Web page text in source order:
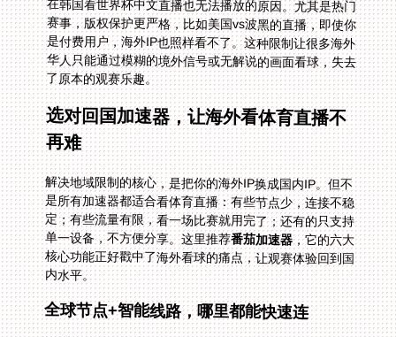
了原本的观赛乐趣。
选对回国加速器，让海外看体育直播不
再难
解决地域限制的核心，是把你的海外IP换成国内IP。但不
是所有加速器都适合看体育直播：有些节点少，连接不稳
定；有些流量有限，看一场比赛就用完了；还有的只支持
单一设备，不方便分享。这里推荐番茄加速器，它的六大
核心功能正好戳中了海外看球的痛点，让观赛体验回到国
内水平。
全球节点+智能线路，哪里都能快速连